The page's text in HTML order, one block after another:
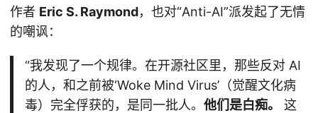
作者 Eric S. Raymond，也对“Anti-AI”派发起了无情
的嘲讽：
“我发现了一个规律。在开源社区里，那些反对 AI
的人，和之前被‘Woke Mind Virus’（觉醒文化病
毒）完全俘获的，是同一批人。 他们是白痴。
这